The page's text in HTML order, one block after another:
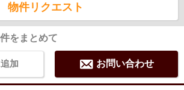
物件リクエスト
をまとめて
加 お問い合わせ